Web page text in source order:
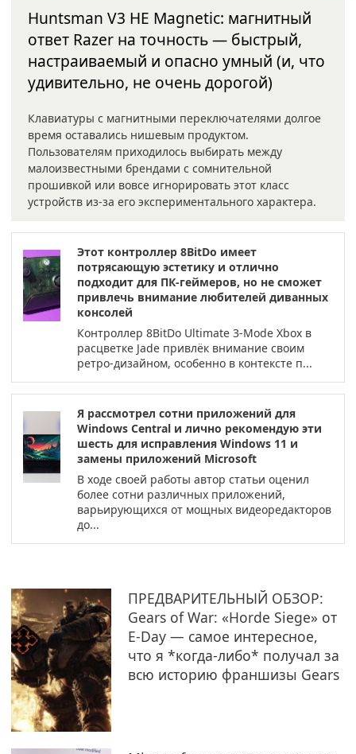
Huntsman V3 HE Magnetic: магнитный
ответ Razer на точность — быстрый,
настраиваемый и опасно умный (и, что
удивительно, не очень дорогой)
Клавиатуры с магнитными переключателями долгое
время оставались нишевым продуктом.
Пользователям приходилось выбирать между
малоизвестными брендами с сомнительной
прошивкой или вовсе игнорировать этот класс
устройств из-за его экспериментального характера.
Этот контроллер 8BitDo имеет
потрясающую эстетику и отлично
подходит для ПК-геймеров, но не сможет
привлечь внимание любителей диванных
консолей
Контроллер 8BitDo Ultimate 3-Mode Xbox в
расцветке Jade привлёк внимание своим
ретро-дизайном, особенно в контексте п...
Я рассмотрел сотни приложений для
Windows Central и лично рекомендую эти
шесть для исправления Windows 11 и
замены приложений Microsoft
В ходе своей работы автор статьи оценил
более сотни различных приложений,
варьирующихся от мощных видеоредакторов
до...
ПРЕДВАРИТЕЛЬНЫЙ ОБЗОР:
Gears of War: «Horde Siege» от
E-Day — самое интересное,
что я *когда-либо* получал за
всю историю франшизы Gears